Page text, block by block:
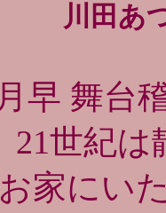
川田あ
早 舞台
21世紀は
家にい